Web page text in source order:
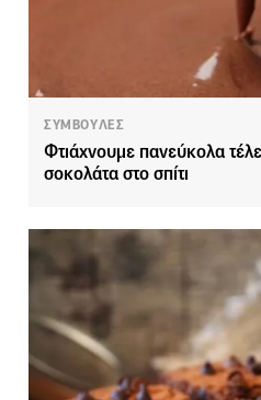
ΣΥΜΒΟΥΛΕΣ
Φτιάχνουμε πανεύκολα
σοκολάτα στο σπίτι